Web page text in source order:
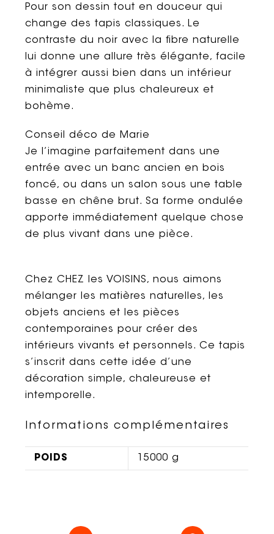
Pour son dessin tout en douceur qui
change des tapis classiques. Le
contraste du noir avec la fibre naturelle
lui donne une allure très élégante, facile
à intégrer aussi bien dans un intérieur
minimaliste que plus chaleureux et
bohème.
Conseil déco de Marie
Je l’imagine parfaitement dans une
entrée avec un banc ancien en bois
foncé, ou dans un salon sous une table
basse en chêne brut. Sa forme ondulée
apporte immédiatement quelque chose
de plus vivant dans une pièce.
Chez CHEZ les VOISINS, nous aimons
mélanger les matières naturelles, les
objets anciens et les pièces
contemporaines pour créer des
intérieurs vivants et personnels. Ce tapis
s’inscrit dans cette idée d’une
décoration simple, chaleureuse et
intemporelle.
Informations complémentaires
POIDS 15000 g